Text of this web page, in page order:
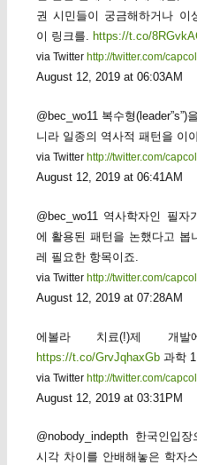
권 시민들이 궁금해하거나 이
이 링크를. https://t.co/
via Twitter http://twitter.com/
August 12, 2019 at 06:03AM
@bec_wo11 복수형
니라 일종의 역사적 패턴을 이
via Twitter http://twitter.com/
August 12, 2019 at 06:41AM
@bec_wo11 역사학자인 필
에 활용된 패턴을 논했다고 봅
레 필요한 항목이죠.
via Twitter http://twitter.com/
August 12, 2019 at 07:28AM
에볼라 치료(!)제 개발
https://t.co/GrvJqhaxGb과학 1
via Twitter http://twitter.com/
August 12, 2019 at 03:31PM
@nobody_indepth 한국인입
시각 차이를 안배해놓은 학자